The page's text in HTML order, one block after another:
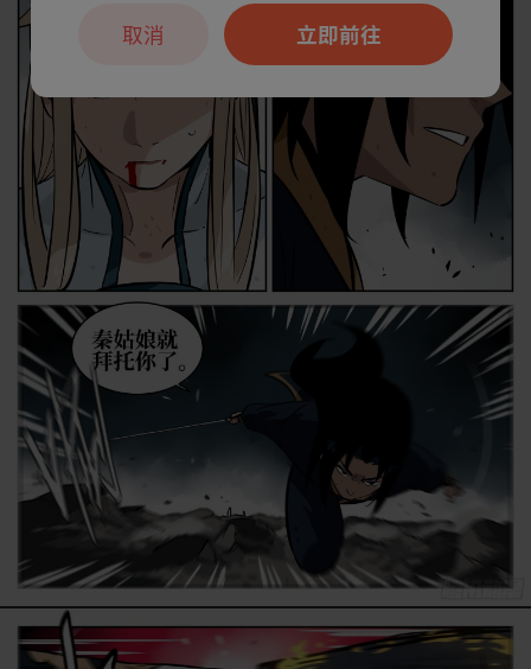
立即前往
取消